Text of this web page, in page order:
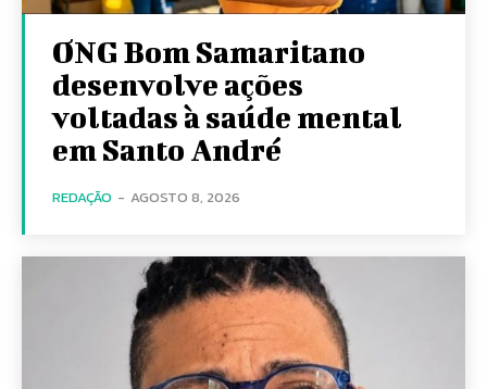
ONG Bom Samaritano
desenvolve ações
voltadas à saúde mental
em Santo André
REDAÇÃO - AGOSTO 8, 2026